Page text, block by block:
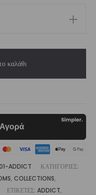
καλάθι
ADDICT
ΚΑΤΗΓΟΡΊΕΣ:
, COLLECTIONS,
ΕΤΙΚΈΤΕΣ: ADDICT,